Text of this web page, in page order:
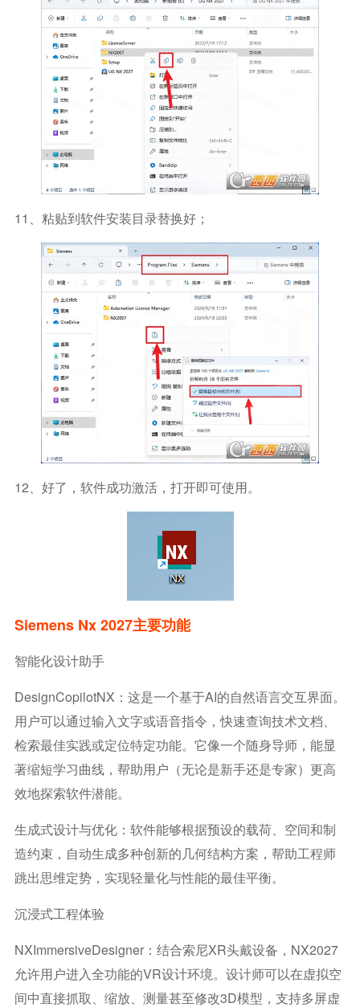
11、粘贴到软件安装目录替换好；
12、好了，软件成功激活，打开即可使用。
Siemens Nx 2027主要功能
智能化设计助手
DesignCopilotNX：这是一个基于AI的自然语言交互界面。
用户可以通过输入文字或语音指令，快速查询技术文档、
检索最佳实践或定位特定功能。它像一个随身导师，能显
著缩短学习曲线，帮助用户（无论是新手还是专家）更高
效地探索软件潜能。
生成式设计与优化：软件能够根据预设的载荷、空间和制
造约束，自动生成多种创新的几何结构方案，帮助工程师
跳出思维定势，实现轻量化与性能的最佳平衡。
沉浸式工程体验
NXImmersiveDesigner：结合索尼XR头戴设备，NX2027
允许用户进入全功能的VR设计环境。设计师可以在虚拟空
间中直接抓取、缩放、测量甚至修改3D模型，支持多屏虚